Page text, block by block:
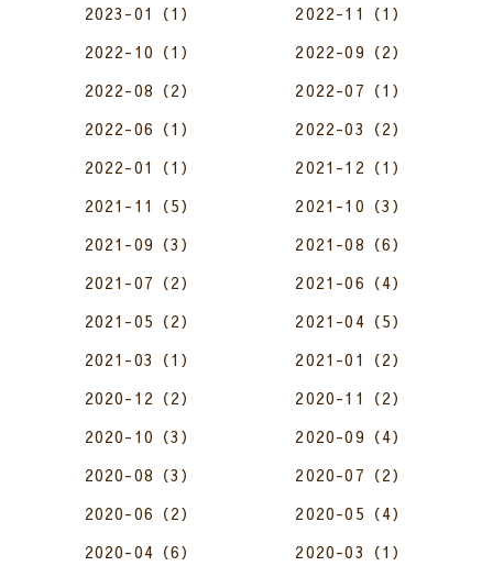
2023-01（1）
2022-11（1）
2022-10（1）
2022-09（2）
2022-08（2）
2022-07（1）
2022-06（1）
2022-03（2）
2022-01（1）
2021-12（1）
2021-11（5）
2021-10（3）
2021-09（3）
2021-08（6）
2021-07（2）
2021-06（4）
2021-05（2）
2021-04（5）
2021-03（1）
2021-01（2）
2020-12（2）
2020-11（2）
2020-10（3）
2020-09（4）
2020-08（3）
2020-07（2）
2020-06（2）
2020-05（4）
2020-04（6）
2020-03（1）